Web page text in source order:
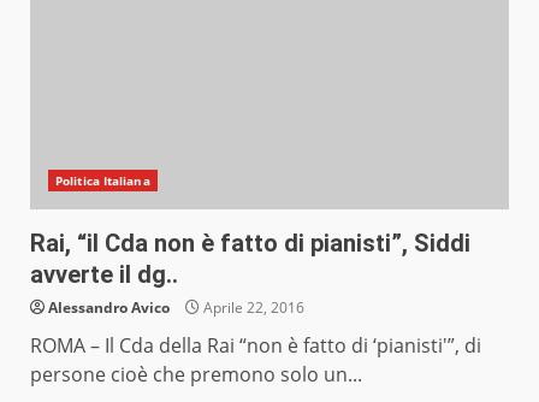
Politica Italiana
Rai, “il Cda non è fatto di pianisti”, Siddi
avverte il dg..
Alessandro Avico Aprile 22, 2016
ROMA – Il Cda della Rai “non è fatto di ‘pianisti'”, di
persone cioè che premono solo un...